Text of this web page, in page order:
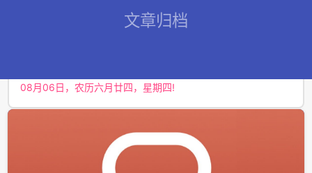
文章归档
08月10日，农历六月廿八，星期一!
08月06日，农历六月廿四，星期四!